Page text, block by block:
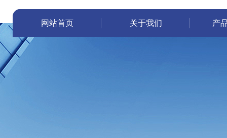
网站首页 关于我们 产